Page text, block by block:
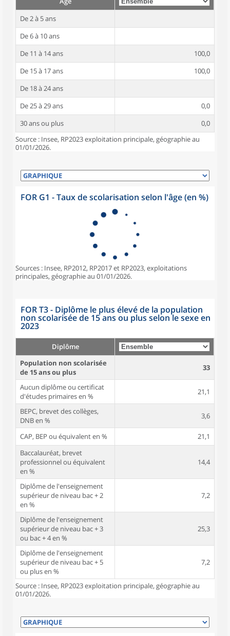
De 2 à 5 ans
De 6 à 10 ans
De 11 à 14 ans
100,0
De 15 à 17 ans
100,0
De 18 à 24 ans
De 25 à 29 ans
0,0
30 ans ou plus
0,0
Source : Insee, RP2023 exploitation principale, géographie au
01/01/2026.
FOR G1 - Taux de scolarisation selon l'âge (en %)
Sources : Insee, RP2012, RP2017 et RP2023, exploitations
principales, géographie au 01/01/2026.
FOR T3 - Diplôme le plus élevé de la population
non scolarisée de 15 ans ou plus selon le sexe en
2023
Diplôme
Population non scolarisée
de 15 ans ou plus
33
Aucun diplôme ou certificat
d'études primaires en %
21,1
BEPC, brevet des collèges,
DNB en %
3,6
CAP, BEP ou équivalent en %
21,1
Baccalauréat, brevet
professionnel ou équivalent
en %
14,4
Diplôme de l'enseignement
supérieur de niveau bac + 2
en %
7,2
Diplôme de l'enseignement
supérieur de niveau bac + 3
ou bac + 4 en %
25,3
Diplôme de l'enseignement
supérieur de niveau bac + 5
ou plus en %
7,2
Source : Insee, RP2023 exploitation principale, géographie au
01/01/2026.